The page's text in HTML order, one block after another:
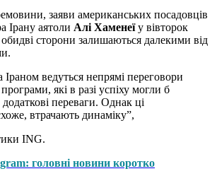
заяви американських посадовців
Ірану аятоли Алі Хаменеїу вівторок
сторони залишаються далекими від
ведуться непрямі переговори
які в разі успіху могли б
переваги. Однак ці
втрачають динаміку”,
ING.
головні новини коротко